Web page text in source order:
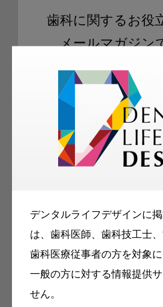
デンタルライフデザインに
は、歯科医師、歯科技工士
歯科医療従事者の方を対象に
一般の方に対する情報提供
せん。
歯科に関するお役
メールマガジン
ご登録いただいた職種（
科衛生士、歯科技工士）
容のメールマガジンをお
メリット